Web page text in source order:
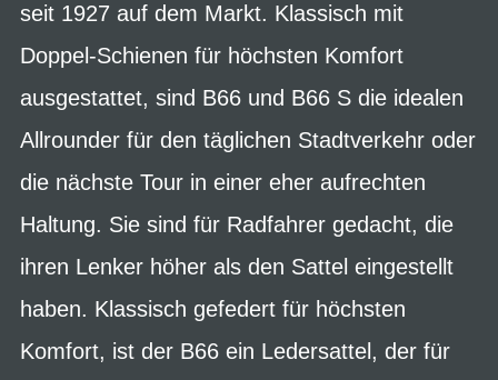
seit 1927 auf dem Markt. Klassisch mit
Doppel-Schienen für höchsten Komfort
ausgestattet, sind B66 und B66 S die idealen
Allrounder für den täglichen Stadtverkehr oder
die nächste Tour in einer eher aufrechten
Haltung. Sie sind für Radfahrer gedacht, die
ihren Lenker höher als den Sattel eingestellt
haben. Klassisch gefedert für höchsten
Komfort, ist der B66 ein Ledersattel, der für